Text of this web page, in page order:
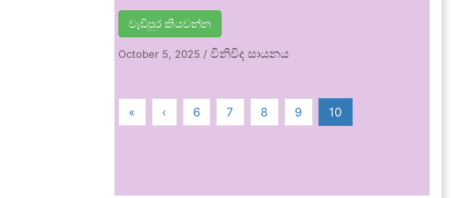
වැඩිපුර කියවන්න
October 5, 2025 /විනිවිද සායනය
« ‹ 6 7 8 9 10